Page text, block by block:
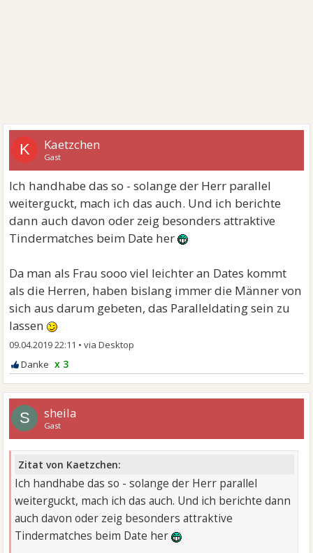
K Kaetzchen
Gast
Ich handhabe das so - solange der Herr parallel
weiterguckt, mach ich das auch. Und ich berichte
dann auch davon oder zeig besonders attraktive
Tindermatches beim Date her
Da man als Frau sooo viel leichter an Dates kommt
als die Herren, haben bislang immer die Männer von
sich aus darum gebeten, das Paralleldating sein zu
lassen
09.04.2019 22:11 •
x 3
S sheila
Gast
Zitat von Kaetzchen:
Ich handhabe das so - solange der Herr parallel
weiterguckt, mach ich das auch. Und ich berichte dann
auch davon oder zeig besonders attraktive
Tindermatches beim Date her